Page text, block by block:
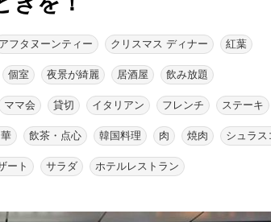
アフタヌーンティー クリスマス ディナー 紅葉
個室 夜景が綺麗 居酒屋 飲み放題
ママ会 貸切 イタリアン フレンチ ステーキ
飲茶・点心 韓国料理 肉 焼肉 シュラス
ート サラダ ホテルレストラン